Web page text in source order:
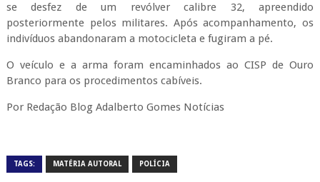
se desfez de um revólver calibre 32, apreendido
posteriormente pelos militares. Após acompanhamento, os
indivíduos abandonaram a motocicleta e fugiram a pé.
O veículo e a arma foram encaminhados ao CISP de Ouro
Branco para os procedimentos cabíveis.
Por Redação Blog Adalberto Gomes Notícias
TAGS: MATÉRIA AUTORAL POLÍCIA